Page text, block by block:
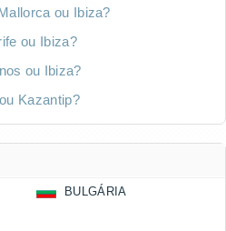
ou Ibiza?
ou Ibiza?
ou Ibiza?
Kazantip?
BULGÁRIA